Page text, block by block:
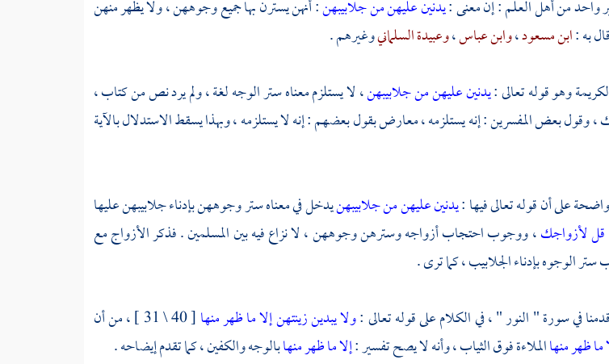
يدنين عليهن من جلابيبهن: أنهن يسترن بها جميع وجوههن ، ولا يظهر منهن
به :ابن مسعود،وابن عباس،وعبيدة السلمانيوغيرهم .
وهو قوله تعالى :يدنين عليهن من جلابيبهن، لا يستلزم معناه ستر الوجه لغة ، ولم يرد نص من كتاب ،
، وقول بعض المفسرين : إنه يستلزمه ، معارض بقول بعضهم : إنه لا يستلزمه ، وبهذا يسقط الاستدلال بالآية
على أن قوله تعالى فيها :يدنين عليهن من جلابيبهنيدخل في معناه ستر وجوههن بإدناء جلابيبهن عليها
قل لأزواجك، ووجوب احتجاب أزواجه وسترهن وجوههن ، لا نزاع فيه بين المسلمين . فذكر الأزواج مع
الوجوه بإدناء الجلابيب ، كما ترى .
في سورة " النور " ، في الكلام على قوله تعالى :ولا يبدين زينتهن إلا ما ظهر منها
[ 40 \ 31 ] ، من أن
ما ظهر منهاالملاءة فوق الثياب ، وأنه لا يصح تفسير :إلا ما ظهر منهابالوجه والكفين ، كما تقدم إيضاحه .